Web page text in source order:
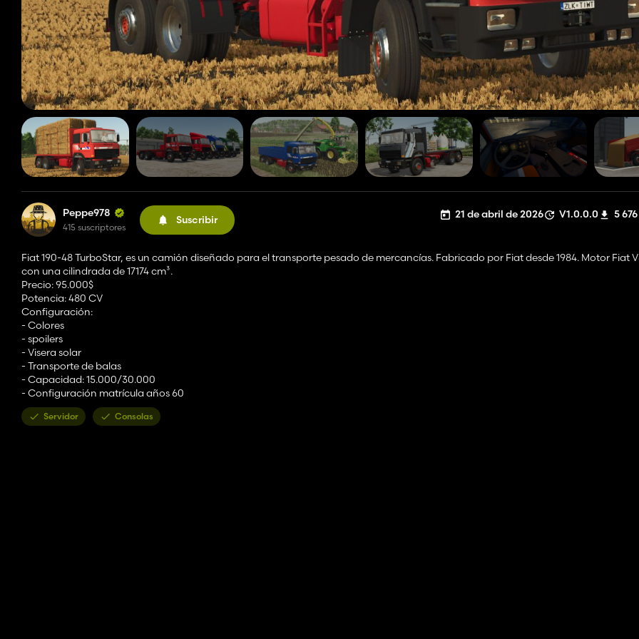
Peppe978
415 suscriptores
Suscribir 21 de abril de 2026 V1.0.0.0 5 676
Fiat 190-48 TurboStar, es un camión diseñado para el transporte pesado de mercancías. Fabricado por Fiat desde 1984. Motor Fiat
con una cilindrada de 17174 cm³.
Precio: 95.000$
Potencia: 480 CV
Configuración:
- Colores
- spoilers
- Visera solar
- Transporte de balas
- Capacidad: 15.000/30.000
- Configuración matrícula años 60
Servidor Consolas